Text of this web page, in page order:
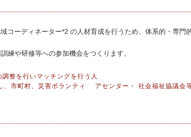
ーディネーター*2 の人材育成を行うため、体系的・専門
練や研修等への参加機会をつくります。
整を行いマッチングを行う人
市町村、災害ボランティ アセンター・ 社会福祉協議会